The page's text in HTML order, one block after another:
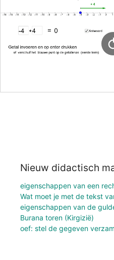
Nieuw didactisch
eigenschappen van een
Wat moet je met de tekst
eigenschappen van de
Burana toren (Kirgizië)
oef: stel de gegeven